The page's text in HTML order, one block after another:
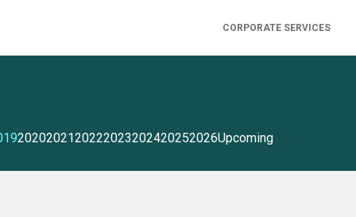
CORPORATE SERVICES
2020202120222023202420252026Upcoming